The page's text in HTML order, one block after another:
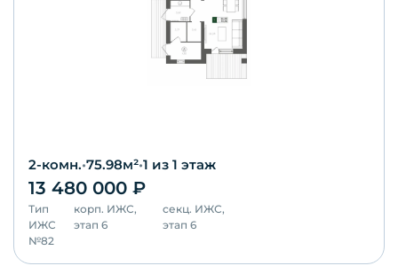
2-комн.•75.98м²•1 из 1 этаж
13 480 000 ₽
Тип
ИЖС
корп. ИЖС,
этап 6
секц. ИЖС,
этап 6
№82